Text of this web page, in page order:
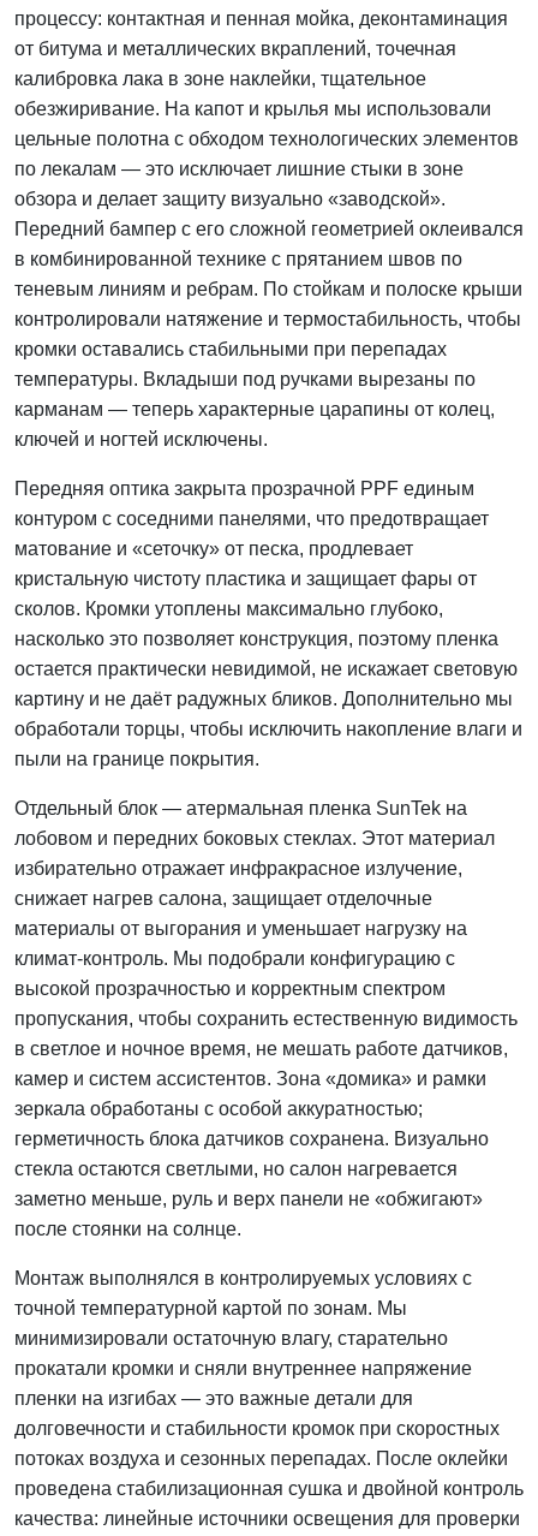
процессу: контактная и пенная мойка, деконтаминация
от битума и металлических вкраплений, точечная
калибровка лака в зоне наклейки, тщательное
обезжиривание. На капот и крылья мы использовали
цельные полотна с обходом технологических элементов
по лекалам — это исключает лишние стыки в зоне
обзора и делает защиту визуально «заводской».
Передний бампер с его сложной геометрией оклеивался
в комбинированной технике с прятанием швов по
теневым линиям и ребрам. По стойкам и полоске крыши
контролировали натяжение и термостабильность, чтобы
кромки оставались стабильными при перепадах
температуры. Вкладыши под ручками вырезаны по
карманам — теперь характерные царапины от колец,
ключей и ногтей исключены.
Передняя оптика закрыта прозрачной PPF единым
контуром с соседними панелями, что предотвращает
матование и «сеточку» от песка, продлевает
кристальную чистоту пластика и защищает фары от
сколов. Кромки утоплены максимально глубоко,
насколько это позволяет конструкция, поэтому пленка
остается практически невидимой, не искажает световую
картину и не даёт радужных бликов. Дополнительно мы
обработали торцы, чтобы исключить накопление влаги и
пыли на границе покрытия.
Отдельный блок — атермальная пленка SunTek на
лобовом и передних боковых стеклах. Этот материал
избирательно отражает инфракрасное излучение,
снижает нагрев салона, защищает отделочные
материалы от выгорания и уменьшает нагрузку на
климат-контроль. Мы подобрали конфигурацию с
высокой прозрачностью и корректным спектром
пропускания, чтобы сохранить естественную видимость
в светлое и ночное время, не мешать работе датчиков,
камер и систем ассистентов. Зона «домика» и рамки
зеркала обработаны с особой аккуратностью;
герметичность блока датчиков сохранена. Визуально
стекла остаются светлыми, но салон нагревается
заметно меньше, руль и верх панели не «обжигают»
после стоянки на солнце.
Монтаж выполнялся в контролируемых условиях с
точной температурной картой по зонам. Мы
минимизировали остаточную влагу, старательно
прокатали кромки и сняли внутреннее напряжение
пленки на изгибах — это важные детали для
долговечности и стабильности кромок при скоростных
потоках воздуха и сезонных перепадах. После оклейки
проведена стабилизационная сушка и двойной контроль
качества: линейные источники освещения для проверки